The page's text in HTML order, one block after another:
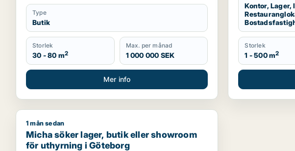
Type
Butik
Storlek
30 - 80 m2
Max. per månad
1 000 000 SEK
Mer info
Kontor,
Storlek
1 - 500 m2
Micha söker lager, butik eller showroom för uthyrning i Göteborg
1 mån sedan
Micha söker lager, butik eller showroom
för uthyrning i Göteborg